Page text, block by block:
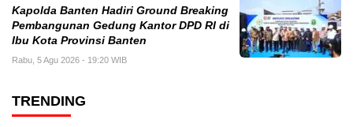
Kapolda Banten Hadiri Ground Breaking
Pembangunan Gedung Kantor DPD RI di
Ibu Kota Provinsi Banten
Rabu, 5 Agu 2026 - 19:20 WIB
TRENDING